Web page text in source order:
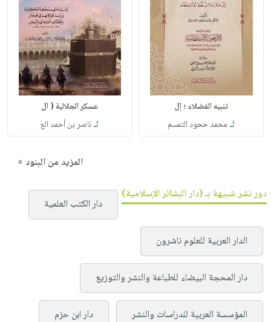
تنبيه الفضلاء ؛ إل
لـ محمد ححود التمسم
عسكر الجلالية ( ال
لـ ناصر بن أحمد الع
المزيد من البنود »
دور نشر شبيهة بـ (دار البشائر الإسلامية)
دار الكتب العلمية
الدار العربية للعلوم ناشرون
دار المحجة البيضاء للطباعة والنشر والتوزيع
المؤسسة العربية للدراسات والنشر دار ابن حزم